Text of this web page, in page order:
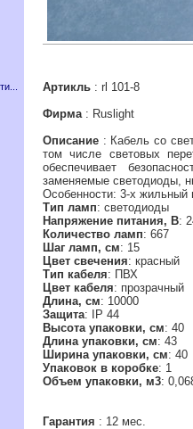
Артикль : rl 101-8
Фирма: Ruslight
Описание : Кабель со
том числе световых
обеспечивает
заменяемые светодиоды,
Особенности: 3-х жильный
Тип ламп: светодиоды
Напряжение питания, В:
Количество ламп: 667
Шаг ламп, см: 15
Цвет свечения: красный
Тип кабеля: ПВХ
Цвет кабеля: прозрачный
Длина, см: 10000
Защита: IP 44
Высота упаковки, см: 40
Длина упаковки, см: 43
Ширина упаковки, см: 40
Упаковок в коробке: 1
Объем упаковки, м3:
Гарантия : 12 мес.